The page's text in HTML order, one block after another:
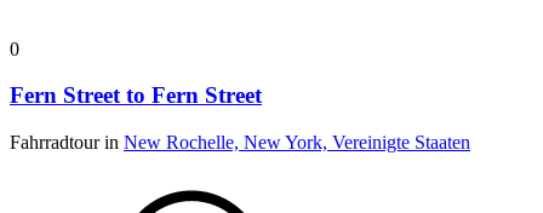
0
Fern Street to Fern Street
Fahrradtour in New Rochelle, New York, Vereinigte Staaten